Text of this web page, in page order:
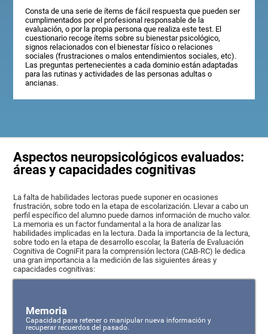
Consta de una serie de ítems de fácil respuesta que pueden ser
cumplimentados por el profesional responsable de la
evaluación, o por la propia persona que realiza este test. El
cuestionario recoge ítems sobre su bienestar psicológico,
signos relacionados con el bienestar físico o relaciones
sociales (frustraciones o malos entendimientos sociales, etc).
Las preguntas pertenecientes a cada dominio están adaptadas
para las rutinas y actividades de las personas adultas o
ancianas.
Aspectos neuropsicológicos evaluados:
áreas y capacidades cognitivas
La falta de habilidades lectoras puede suponer en ocasiones
frustración, sobre todo en la etapa de escolarización. Llevar a cabo un
perfil específico del alumno puede darnos información de mucho valor.
La memoria es un factor fundamental a la hora de analizar las
habilidades implicadas en la lectura. Dada la importancia de la lectura,
sobre todo en la etapa de desarrollo escolar, la Batería de Evaluación
Cognitiva de CogniFit para la comprensión lectora (CAB-RC) le dedica
una gran importancia a la medición de las siguientes áreas y
capacidades cognitivas:
Memoria
Capacidad para retener o manipular nueva información y
recuperar recuerdos del pasado.